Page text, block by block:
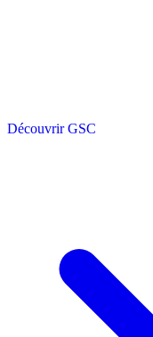
Découvrir GSC